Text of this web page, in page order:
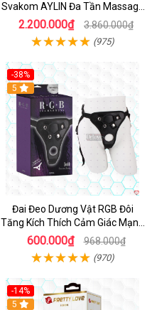
Svakom AYLIN Đa Tần Massage
Sướng
2.200.000₫ 3.860.000₫
(975)
-38%
Hot
5
Đai Đeo Dương Vật RGB Đôi
Tăng Kích Thích Cảm Giác Mạnh
Mẽ
600.000₫ 968.000₫
(970)
-14%
5